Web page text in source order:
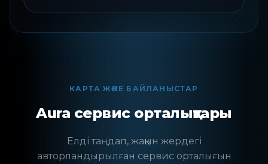
КАРТА ЖӘНЕ БАЙЛАНЫСТАР
Aura сервис орталықтары
Елді таңдап, жақын жердегі
авторландырылған сервис орталығын